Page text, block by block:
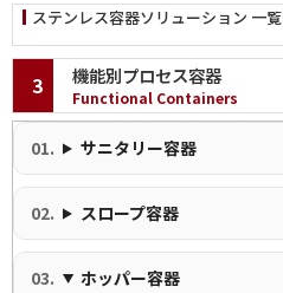
ンテナンス性に優れた開閉
式上蓋を採用。 パイプ取っ
手付きで運搬しやすく、脚
長さも用途に合わせてカス
タマイズ。
ステンレス容器ソリューション 一覧
機能別プロセス容器
Functional Containers
3
サニタリー容器
スロープ容器
ホッパー容器